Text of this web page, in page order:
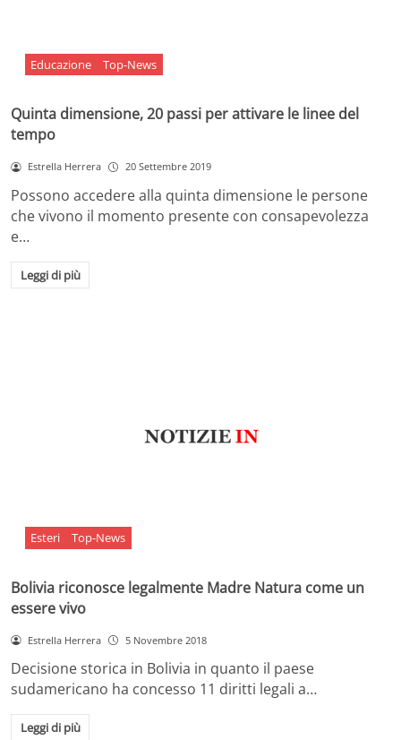
Educazione Top-News
Quinta dimensione, 20 passi per attivare le linee del
tempo
Estrella Herrera 20 Settembre 2019
Possono accedere alla quinta dimensione le persone
che vivono il momento presente con consapevolezza
e…
Leggi di più
Esteri Top-News
Bolivia riconosce legalmente Madre Natura come un
essere vivo
Estrella Herrera 5 Novembre 2018
Decisione storica in Bolivia in quanto il paese
sudamericano ha concesso 11 diritti legali a…
Leggi di più